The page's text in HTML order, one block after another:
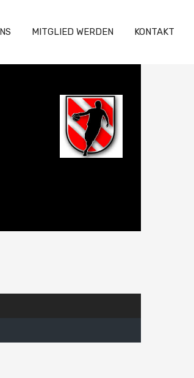
MITGLIED WERDEN KONTAKT